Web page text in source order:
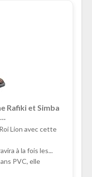
Rafiki et Simba
Lion avec cette
à la fois les...
PVC, elle